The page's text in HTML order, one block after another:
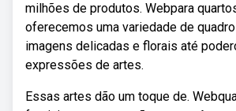
milhões de produtos. Webpara
oferecemos uma variedade de
imagens delicadas e florais até
expressões de artes.
Essas artes dão um toque de.